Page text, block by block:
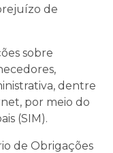
de
sobre
dentre
por meio do
(SIM).
de Obrigações